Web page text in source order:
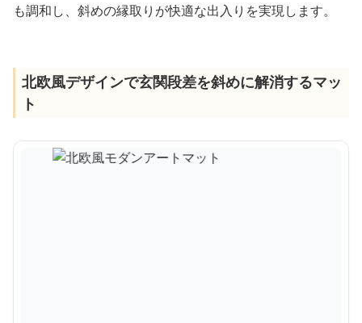
も調和し、斜めの縁取りが快適な出入りを実現します。
北欧風デザインで玄関段差を斜めに解消するマッ
ト